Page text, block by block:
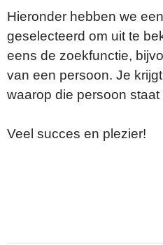
Hieronder hebben we
geselecteerd om uit te
eens de zoekfunctie,
van een persoon. Je
waarop die persoon staat
Veel succes en plezier!